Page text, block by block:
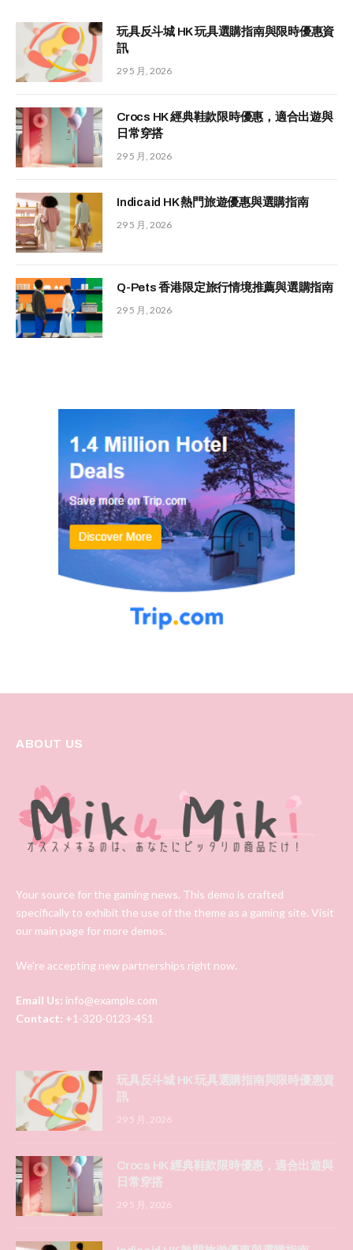
玩具反斗城 HK 玩具選購指南與限時優惠資
訊
29 5 月, 2026
Crocs HK 經典鞋款限時優惠，適合出遊與
日常穿搭
29 5 月, 2026
Indicaid HK 熱門旅遊優惠與選購指南
29 5 月, 2026
Q-Pets 香港限定旅行情境推薦與選購指南
29 5 月, 2026
ABOUT US
Your source for the gaming news. This demo is crafted
specifically to exhibit the use of the theme as a gaming site. Visit
our main page for more demos.
We're accepting new partnerships right now.
Email Us: info@example.com
Contact: +1-320-0123-451
玩具反斗城 HK 玩具選購指南與限時優惠資
訊
29 5 月, 2026
Crocs HK 經典鞋款限時優惠，適合出遊與
日常穿搭
29 5 月, 2026